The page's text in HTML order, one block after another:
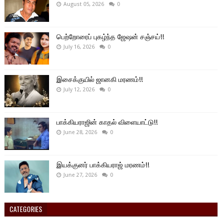
August 05, 2026 0
பெற்றோரைப் புகழ்ந்த ஜேஷன் சஞ்சய்!!
July 16, 2026 0
இசைக்குயில் ஜானகி மரணம்!!
July 12, 2026 0
பாக்கியராஜின் காதல் விளையாட்டு!!
June 28, 2026 0
இயக்குனர் பாக்கியராஜ் மரணம்!!
June 27, 2026 0
CATEGORIES